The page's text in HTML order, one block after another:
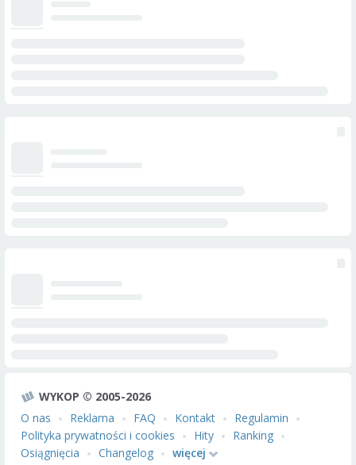
WYKOP © 2005-2026
O nas
Reklama FAQ Kontakt
Regulamin
Polityka prywatności i cookies
Hity
Ranking
Osiągnięcia
Changelog więcej